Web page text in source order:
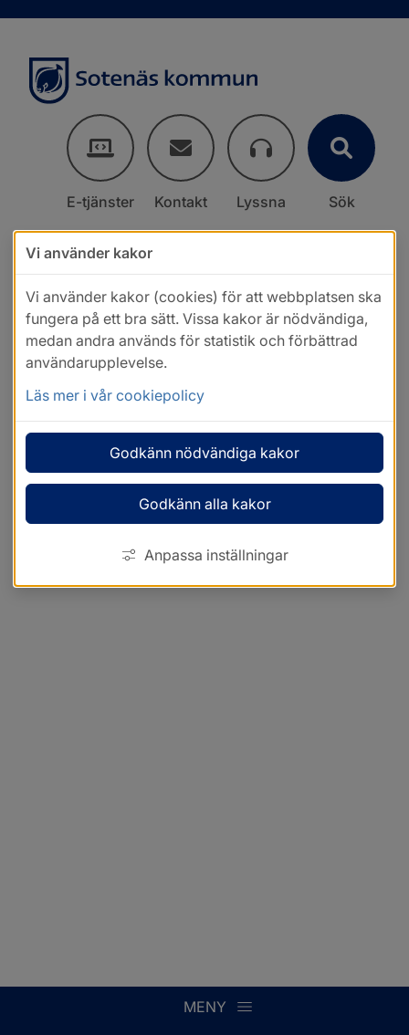
E-tjänster Kontakt Lyssna Sök
MENY
Vi använder kakor
Vi använder kakor (cookies) för att webbplatsen ska
fungera på ett bra sätt. Vissa kakor är nödvändiga,
medan andra används för statistik och förbättrad
användarupplevelse.
Läs mer i vår cookiepolicy
Godkänn nödvändiga kakor
Godkänn alla kakor
Anpassa inställningar